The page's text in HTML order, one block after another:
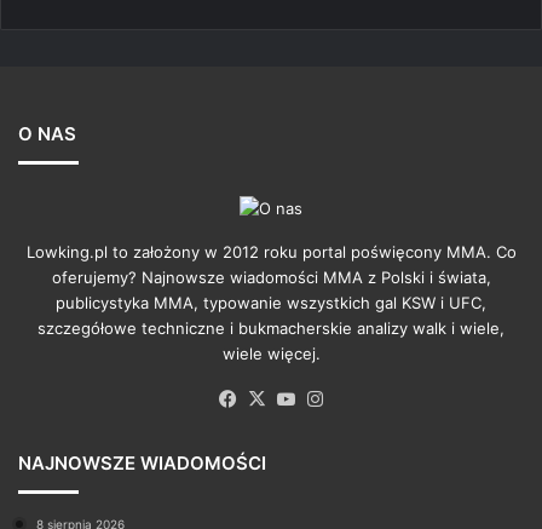
O NAS
Lowking.pl to założony w 2012 roku portal poświęcony MMA. Co
oferujemy? Najnowsze wiadomości MMA z Polski i świata,
publicystyka MMA, typowanie wszystkich gal KSW i UFC,
szczegółowe techniczne i bukmacherskie analizy walk i wiele,
wiele więcej.
Facebook
X YouTube
NAJNOWSZE WIADOMOŚCI
8 sierpnia 2026